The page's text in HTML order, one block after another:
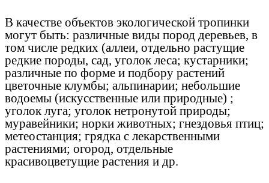
В качестве объектов экологической тропинки
могут быть: различные виды пород деревьев, в
том числе редких (аллеи, отдельно растущие
редкие породы, сад, уголок леса; кустарники;
различные по форме и подбору растений
цветочные клумбы; альпинарии; небольшие
водоемы (искусственные или природные) ;
уголок луга; уголок нетронутой природы;
муравейники; норки животных; гнездовья птиц;
метеостанция; грядка с лекарственными
растениями; огород, отдельные
красивоцветущие растения и др.